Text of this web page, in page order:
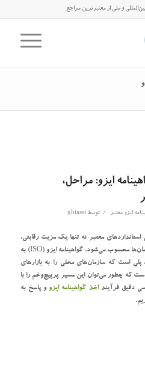
و ملی از معتبرترین مراجع
ایزو: مراحل،
/ توسط ghiassi
معتبر نه تنها یک مزیت رقابتی،
بلکه یک ضرورت برای بقا و توسعه سازمان‌ها محسوب می‌شود. گواهینامه ایزو (ISO) به
پلی است که سازمان‌های محلی را به بازارهای
که چطور می‌توان این مسیر پرپیچ‌وخم را با
دقیق فرآینداخذ گواهینامه ایزو و پاسخ به